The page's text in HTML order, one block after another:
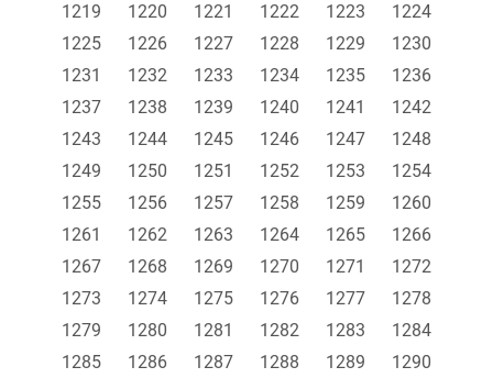
1219
1220 1221 1222 1223
1224
1225
1226 1227 1228 1229
1230
1231
1232 1233 1234 1235
1236
1237
1238 1239 1240 1241
1242
1243
1244 1245 1246 1247
1248
1249
1250 1251 1252 1253
1254
1255
1256 1257 1258 1259
1260
1261
1262 1263 1264 1265
1266
1267
1268 1269 1270 1271
1272
1273
1274 1275 1276 1277
1278
1279
1280 1281 1282 1283
1284
1285
1286 1287 1288 1289
1290